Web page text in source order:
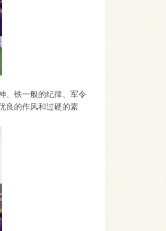
铁一般的纪律、军令
良的作风和过硬的素